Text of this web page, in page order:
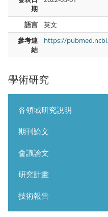
學術研究
各領域研究說明
期刊論文
會議論文
研究計畫
技術報告
期
語言
英文
參考連
結
https://